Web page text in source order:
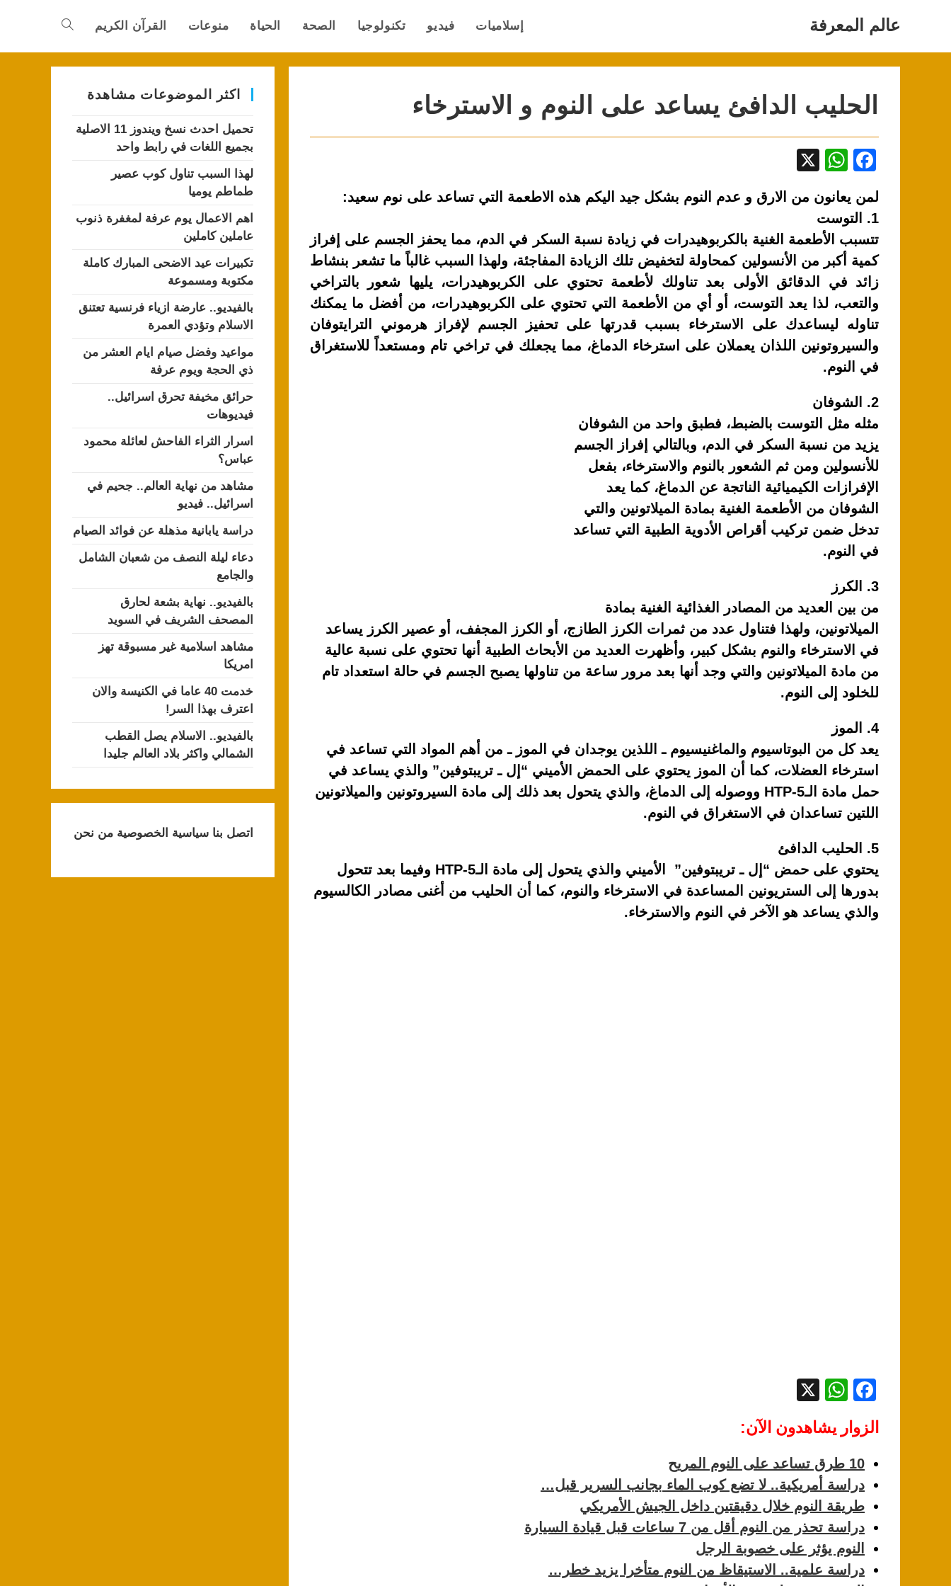
عالم المعرفة إسلاميات فيديو تكنولوجيا الصحة الحياة منوعات القرآن الكريم Toggle
الحليب الدافئ يساعد على النوم و الاسترخاء
F
c
e
b
o
o
k
W
at
s
A
p
p
لمن يعانون من الارق و عدم النوم بشكل جيد اليكم هذه الاطعمة التي تساعد على نوم سعيد:
1. التوست
تتسبب الأطعمة الغنية بالكربوهيدرات في زيادة نسبة السكر في الدم، مما يحفز الجسم على إفراز
كمية أكبر من الأنسولين كمحاولة لتخفيض تلك الزيادة المفاجئة، ولهذا السبب غالباً ما تشعر بنشاط
زائد في الدقائق الأولى بعد تناولك لأطعمة تحتوي على الكربوهيدرات، يليها شعور بالتراخي
والتعب، لذا يعد التوست، أو أي من الأطعمة التي تحتوي على الكربوهيدرات، من أفضل ما يمكنك
تناوله ليساعدك على الاسترخاء بسبب قدرتها على تحفيز الجسم لإفراز هرموني الترايتوفان
والسيروتونين اللذان يعملان على استرخاء الدماغ، مما يجعلك في تراخي تام ومستعداً للاستغراق
في النوم.
2. الشوفان
مثله مثل التوست بالضبط، فطبق واحد من الشوفان
يزيد من نسبة السكر في الدم، وبالتالي إفراز الجسم
للأنسولين ومن ثم الشعور بالنوم والاسترخاء، بفعل
الإفرازات الكيميائية الناتجة عن الدماغ، كما يعد
الشوفان من الأطعمة الغنية بمادة الميلاتونين والتي
تدخل ضمن تركيب أقراص الأدوية الطبية التي تساعد
في النوم.
3. الكرز
من بين العديد من المصادر الغذائية الغنية بمادة
الميلاتونين، ولهذا فتناول عدد من ثمرات الكرز الطازج، أو الكرز المجفف، أو عصير الكرز يساعد
في الاسترخاء والنوم بشكل كبير، وأظهرت العديد من الأبحاث الطبية أنها تحتوي على نسبة عالية
من مادة الميلاتونين والتي وجد أنها بعد مرور ساعة من تناولها يصبح الجسم في حالة استعداد تام
للخلود إلى النوم.
4. الموز
يعد كل من البوتاسيوم والماغنيسيوم ـ اللذين يوجدان في الموز ـ من أهم المواد التي تساعد في
استرخاء العضلات، كما أن الموز يحتوي على الحمض الأميني “إل ـ تريبتوفين” والذي يساعد في
حمل مادة الـ5-HTP ووصوله إلى الدماغ، والذي يتحول بعد ذلك إلى مادة السيروتونين والميلاتونين
اللتين تساعدان في الاستغراق في النوم.
5. الحليب الدافئ
يحتوي على حمض “إل ـ تريبتوفين” الأميني والذي يتحول إلى مادة الـ5-HTP وفيما بعد تتحول
بدورها إلى الستريونين المساعدة في الاسترخاء والنوم، كما أن الحليب من أغنى مصادر الكالسيوم
والذي يساعد هو الآخر في النوم والاسترخاء.
F
c
e
b
o
o
k
W
at
s
A
p
p
الزوار يشاهدون الآن:
10 طرق تساعد على النوم المريح
دراسة أمريكية.. لا تضع كوب الماء بجانب السرير قبل…
طريقة النوم خلال دقيقتين داخل الجيش الأمريكي
دراسة تحذر من النوم أقل من 7 ساعات قبل قيادة السيارة
النوم يؤثر على خصوبة الرجل
دراسة علمية.. الاستيقاظ من النوم متأخرا يزيد خطر…
اكثر الموضوعات مشاهدة
تحميل احدث نسخ ويندوز 11 الاصلية
بجميع اللغات في رابط واحد
لهذا السبب تناول كوب عصير
طماطم يوميا
اهم الاعمال يوم عرفة لمغفرة ذنوب
عاملين كاملين
تكبيرات عيد الاضحى المبارك كاملة
مكتوبة ومسموعة
بالفيديو.. عارضة ازياء فرنسية تعتنق
الاسلام وتؤدي العمرة
مواعيد وفضل صيام ايام العشر من
ذي الحجة ويوم عرفة
حرائق مخيفة تحرق اسرائيل..
فيديوهات
اسرار الثراء الفاحش لعائلة محمود
عباس؟
مشاهد من نهاية العالم.. جحيم في
اسرائيل.. فيديو
دراسة يابانية مذهلة عن فوائد الصيام
دعاء ليلة النصف من شعبان الشامل
والجامع
بالفيديو.. نهاية بشعة لحارق
المصحف الشريف في السويد
مشاهد اسلامية غير مسبوقة تهز
امريكا
خدمت 40 عاما في الكنيسة والان
اعترف بهذا السر!
بالفيديو.. الاسلام يصل القطب
الشمالي واكثر بلاد العالم جليدا
اتصل بنا سياسية الخصوصية من نحن